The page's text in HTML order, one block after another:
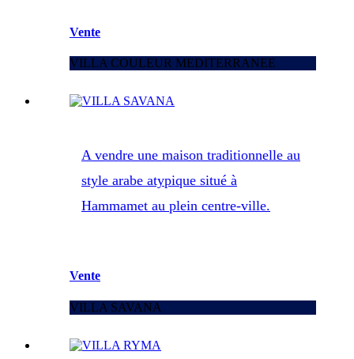
Vente
VILLA COULEUR MEDITERRANEE
A vendre une maison traditionnelle au
style arabe atypique situé à
Hammamet au plein centre-ville.
Vente
VILLA SAVANA